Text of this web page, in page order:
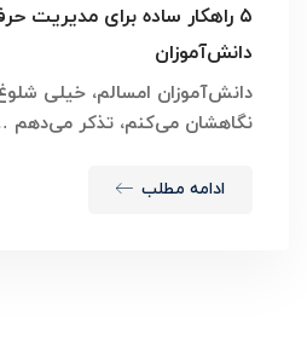
۵ راهکار ساده برای مدیریت
دانش‌آموزان
دانش‌آموزان امسالم، خیلی
نگاهشان می‌کنم، تذکر می‌دهم
ادامه مطلب